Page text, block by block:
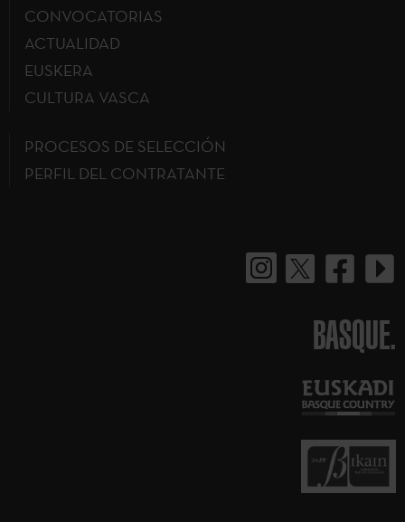
CONVOCATORIAS
ACTUALIDAD
EUSKERA
CULTURA VASCA
PROCESOS DE SELECCIÓN
PERFIL DEL CONTRATANTE
BASQUE.